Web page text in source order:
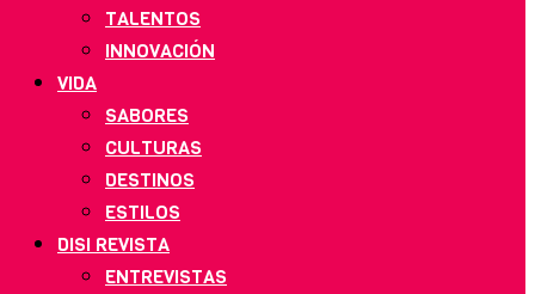
TALENTOS
INNOVACIÓN
VIDA
SABORES
CULTURAS
DESTINOS
ESTILOS
DISI REVISTA
ENTREVISTAS